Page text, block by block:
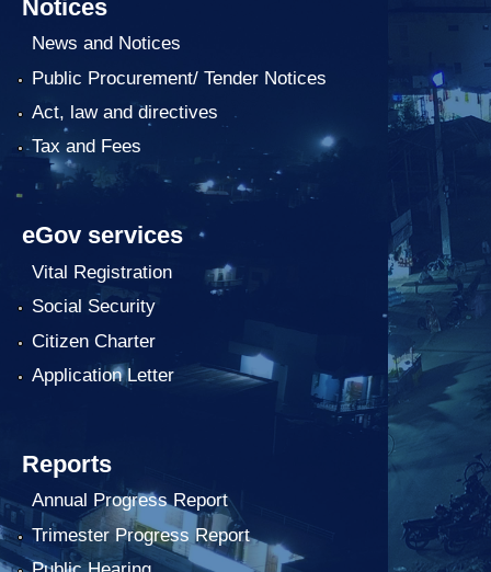
Notices
News and Notices
Public Procurement/ Tender Notices
Act, law and directives
Tax and Fees
eGov services
Vital Registration
Social Security
Citizen Charter
Application Letter
Reports
Annual Progress Report
Trimester Progress Report